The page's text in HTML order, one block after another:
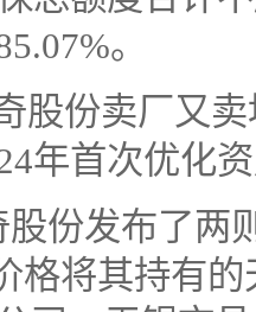
。
股份卖厂又
年首次优化
股份发布了两
格将其持有